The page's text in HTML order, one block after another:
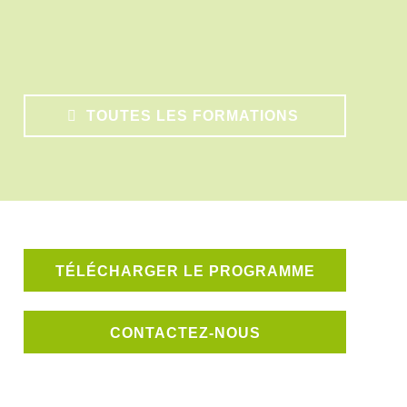
TOUTES LES FORMATIONS
TÉLÉCHARGER LE PROGRAMME
CONTACTEZ-NOUS